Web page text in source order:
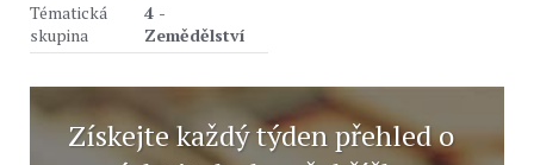
Tématická
skupina
4 -
Zemědělství
Získejte každý týden přehled o